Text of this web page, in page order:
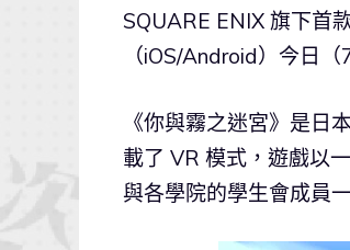
SQUARE ENIX 旗下首
（iOS/Android）今日
《你與霧之迷宮》是日
載了 VR 模式，遊戲以
與各學院的學生會成員